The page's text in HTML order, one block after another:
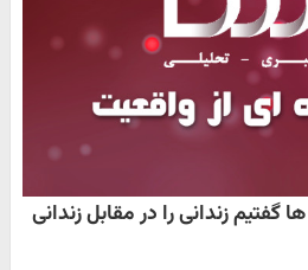
گفتیم زندانی را در مقابل زندانی